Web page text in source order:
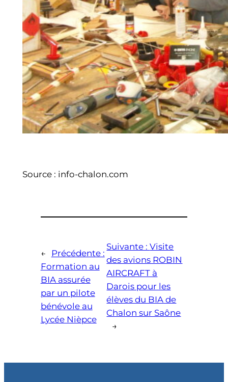
Source : info-chalon.com
←
Précédente :
Formation au
BIA assurée
par un pilote
bénévole au
Lycée Nièpce
Suivante :Visite
des avions ROBIN
AIRCRAFT à
Darois pour les
élèves du BIA de
Chalon sur Saône
→